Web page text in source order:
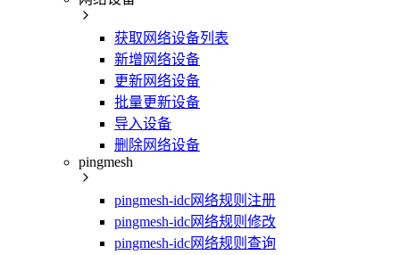
获取网络设备列表
新增网络设备
更新网络设备
批量更新设备
导入设备
删除网络设备
pingmesh
pingmesh-idc网络规则注册
pingmesh-idc网络规则修改
pingmesh-idc网络规则查询